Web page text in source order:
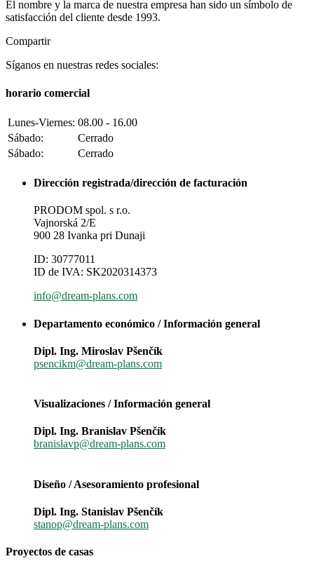
El nombre y la marca de nuestra empresa han sido un símbolo de
satisfacción del cliente desde 1993.
Compartir
Síganos en nuestras redes sociales:
horario comercial
Lunes-Viernes: 08.00 - 16.00
Sábado:
Cerrado
Sábado:
Cerrado
Dirección registrada/dirección de facturación
PRODOM spol. s r.o.
Vajnorská 2/E
900 28 Ivanka pri Dunaji
ID: 30777011
ID de IVA: SK2020314373
info@dream-plans.com
Departamento económico / Información general
Dipl. Ing. Miroslav Pšenčík
psencikm@dream-plans.com
Visualizaciones / Información general
Dipl. Ing. Branislav Pšenčík
branislavp@dream-plans.com
Diseño / Asesoramiento profesional
Dipl. Ing. Stanislav Pšenčík
stanop@dream-plans.com
Proyectos de casas